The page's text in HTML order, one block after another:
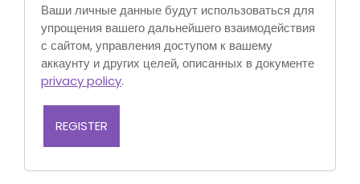
Ваши личные данные будут использоваться для
упрощения вашего дальнейшего взаимодействия
с сайтом, управления доступом к вашему
аккаунту и других целей, описанных в документе
privacy policy.
REGISTER